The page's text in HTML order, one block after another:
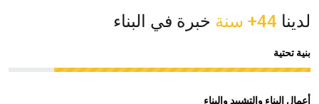
لدينا خبرة في البناء
بنية تحتية
أعمال البناء والتشييد والبناء